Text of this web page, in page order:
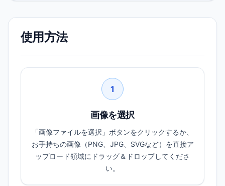
使用方法
1
画像を選択
「画像ファイルを選択」ボタンをクリックするか、
お手持ちの画像（PNG、JPG、SVGなど）を直接ア
ップロード領域にドラッグ＆ドロップしてくださ
い。